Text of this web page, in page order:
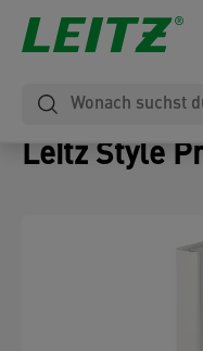
Leitz Style